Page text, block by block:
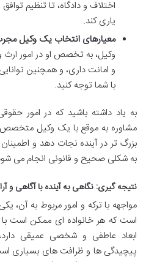
اختلاف و دادگاه، تا تنظیم
یاری کند.
معیارهای انتخاب یک وکیل
وکیل، به تخصص او در امور ارث
و امانت داری، و همچنین
با شما توجه کنید.
به یاد داشته باشید که در امور
مشاوره به موقع با یک وکیل متخصص،
بزرگ تر در آینده نجات دهد و
به شکلی صحیح و قانونی انجام می
نتیجه گیری: نگاهی به آینده با آگاهی و
مواجهه با ترکه و امور مربوط به آن،
است که هر خانواده ای ممکن است با
ابعاد عاطفی و شخصی عمیقی
پیچیدگی ها و ظرافت های بسیاری